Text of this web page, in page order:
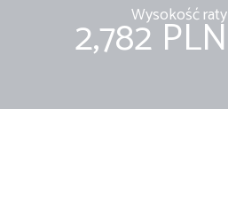
Wysokość raty
2,782 PLN